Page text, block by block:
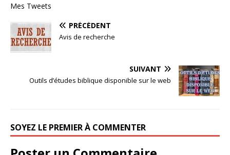
Mes Tweets
PRÉCÉDENT
Avis de recherche
SUIVANT
Outils d’études biblique disponible sur le web
SOYEZ LE PREMIER À COMMENTER